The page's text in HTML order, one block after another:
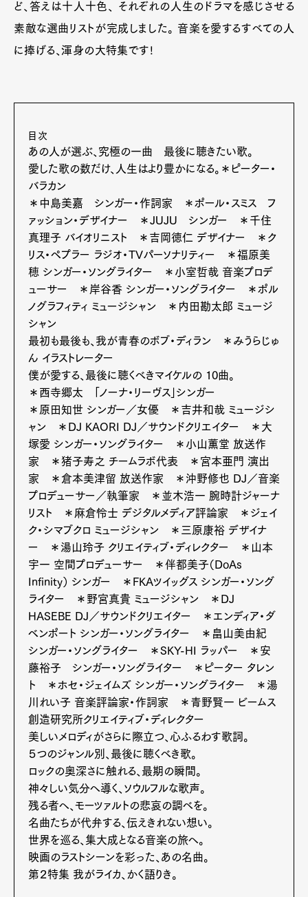
Art&DesignWatch Fashion
Gourmet
ProductCultureLifestyle
ど、答えは十人十色、 それぞれの人生のドラマを感じさせる
素敵な選曲リストが完成しました。 音楽を愛するすべての人
に捧げる、渾身の大特集です!
目次
あの人が選ぶ、究極の一曲 最後に聴きたい歌。
愛した歌の数だけ、人生はより豊かになる。＊ピーター・
バラカン
＊中島美嘉 シンガー・作詞家 ＊ポール・スミス フ
ァッション・デザイナー ＊JUJU シンガー ＊千住
真理子 バイオリニスト ＊吉岡徳仁 デザイナー ＊ク
リス・ペプラー ラジオ・TVパーソナリティー ＊福原美
穂 シンガー・ソングライター ＊小室哲哉 音楽プロデ
ューサー ＊岸谷香 シンガー・ソングライター ＊ポル
ノグラフィティ ミュージシャン ＊内田勘太郎 ミュージ
シャン
最初も最後も、我が青春のボブ・ディラン ＊みうらじゅ
ん イラストレーター
僕が愛する、最後に聴くべきマイケルの 10曲。
＊西寺郷太 「ノーナ・リーヴス」シンガー
＊原田知世 シンガー／女優 ＊吉井和哉 ミュージシ
ャン ＊DJ KAORI DJ／サウンドクリエイター ＊大
塚愛 シンガー・ソングライター ＊小山薫堂 放送作
家 ＊猪子寿之 チームラボ代表 ＊宮本亜門 演出
家 ＊倉本美津留 放送作家 ＊沖野修也 DJ／音楽
プロデューサー／執筆家 ＊並木浩一 腕時計ジャーナ
リスト ＊麻倉怜士 デジタルメディア評論家 ＊ジェイ
ク・シマブクロ ミュージシャン ＊三原康裕 デザイナ
ー ＊湯山玲子 クリエイティブ・ディレクター ＊山本
宇一 空間プロデューサー ＊伴都美子（DoAs
Infinity） シンガー ＊FKAツイッグス シンガー・ソング
ライター ＊野宮真貴 ミュージシャン ＊DJ
HASEBE DJ／サウンドクリエイター ＊エンディア・ダ
ベンポート シンガー・ソングライター ＊畠山美由紀
シンガー・ソングライター ＊SKY-HI ラッパー ＊安
藤裕子 シンガー・ソングライター ＊ピーター タレン
ト ＊ホセ・ジェイムズ シンガー・ソングライター ＊湯
川れい子 音楽評論家・作詞家 ＊青野賢一 ビームス
創造研究所クリエイティブ・ディレクター
美しいメロディがさらに際立つ、心ふるわす歌詞。
５つのジャンル別、最後に聴くべき歌。
ロックの奥深さに触れる、最期の瞬間。
神々しい気分へ導く、ソウルフルな歌声。
残る者へ、モーツァルトの悲哀の調べを。
名曲たちが代弁する、伝えきれない想い。
世界を巡る、集大成となる音楽の旅へ。
映画のラストシーンを彩った、あの名曲。
第２特集 我がライカ、かく語りき。